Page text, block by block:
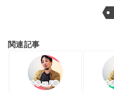
関連記事